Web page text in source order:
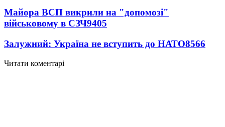
Майора ВСП викрили на "допомозі"
військовому в СЗЧ9405
Залужний: Україна не вступить до НАТО8566
Читати коментарі